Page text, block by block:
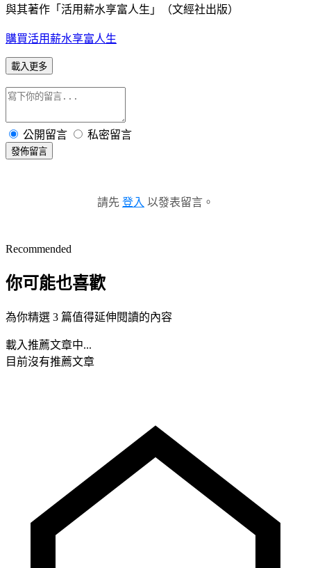
與其著作「活用薪水享富人生」（文經社出版）
購買活用薪水享富人生
載入更多
公開留言 私密留言
發佈留言
請先 登入 以發表留言。
Recommended
你可能也喜歡
為你精選 3 篇值得延伸閱讀的內容
載入推薦文章中...
目前沒有推薦文章